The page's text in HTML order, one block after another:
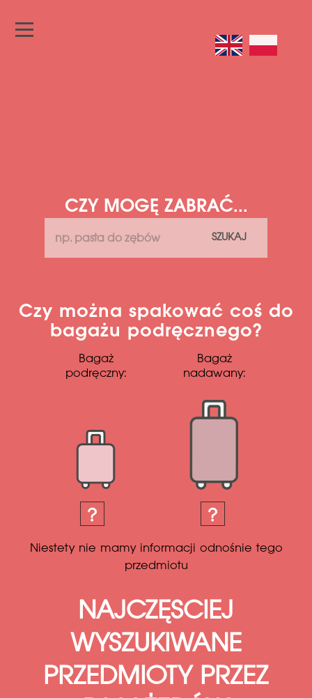
CZY MOGĘ ZABRAĆ...
SZUKAJ
Czy można spakować coś do
bagażu podręcznego?
Bagaż
podręczny:
Bagaż
nadawany:
Niestety nie mamy informacji odnośnie tego
przedmiotu
NAJCZĘSCIEJ
WYSZUKIWANE
PRZEDMIOTY PRZEZ